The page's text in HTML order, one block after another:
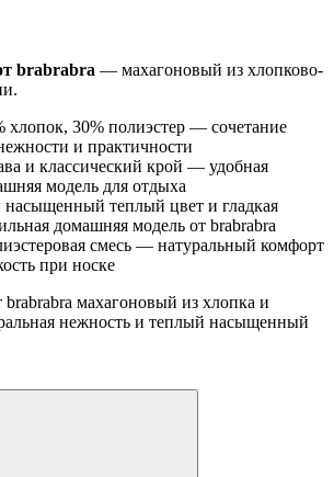
brabrabra — махагоновый из хлопково-
хлопок, 30% полиэстер — сочетание
и практичности
и классический крой — удобная
модель для отдыха
теплый цвет и гладкая
домашняя модель от brabrabra
смесь — натуральный комфорт
при носке
махагоновый из хлопка и
нежность и теплый насыщенный